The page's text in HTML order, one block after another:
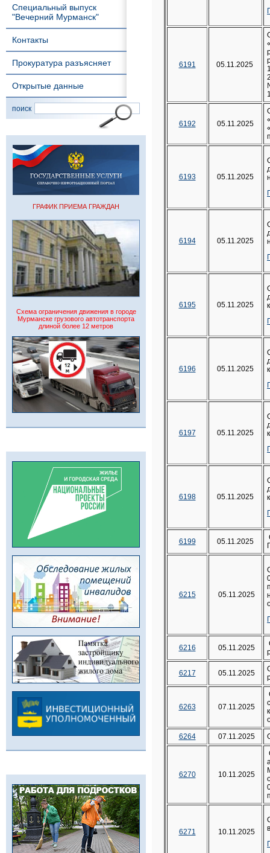
Специальный выпуск
"Вечерний Мурманск"
Контакты
Прокуратура разъясняет
Открытые данные
поиск
ГРАФИК ПРИЕМА ГРАЖДАН
Схема ограничения движения в городе
Мурманске грузового автотранспорта
длиной более 12 метров
6191 05.11.2025
6192 05.11.2025
6193 05.11.2025
6194 05.11.2025
6195 05.11.2025
6196 05.11.2025
6197 05.11.2025
6198 05.11.2025
6199 05.11.2025
6215 05.11.2025
6216 05.11.2025
6217 05.11.2025
6263 07.11.2025
6264
07.11.2025
6270 10.11.2025
6271 10.11.2025